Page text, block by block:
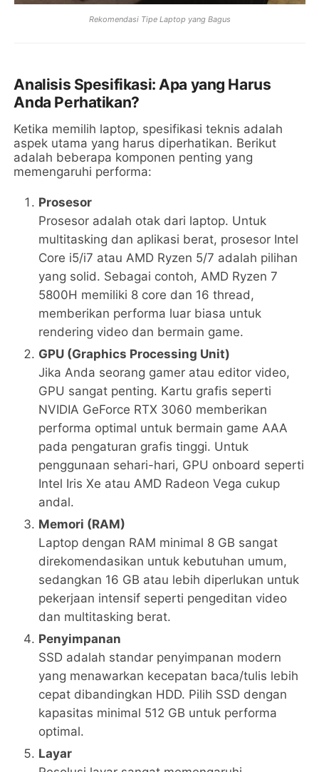
Rekomendasi Tipe Laptop yang Bagus
Analisis Spesifikasi: Apa yang Harus
Anda Perhatikan?
Ketika memilih laptop, spesifikasi teknis adalah
aspek utama yang harus diperhatikan. Berikut
adalah beberapa komponen penting yang
memengaruhi performa:
Prosesor
Prosesor adalah otak dari laptop. Untuk
multitasking dan aplikasi berat, prosesor Intel
Core i5/i7 atau AMD Ryzen 5/7 adalah pilihan
yang solid. Sebagai contoh, AMD Ryzen 7
5800H memiliki 8 core dan 16 thread,
memberikan performa luar biasa untuk
rendering video dan bermain game.
GPU (Graphics Processing Unit)
Jika Anda seorang gamer atau editor video,
GPU sangat penting. Kartu grafis seperti
NVIDIA GeForce RTX 3060 memberikan
performa optimal untuk bermain game AAA
pada pengaturan grafis tinggi. Untuk
penggunaan sehari-hari, GPU onboard seperti
Intel Iris Xe atau AMD Radeon Vega cukup
andal.
Memori (RAM)
Laptop dengan RAM minimal 8 GB sangat
direkomendasikan untuk kebutuhan umum,
sedangkan 16 GB atau lebih diperlukan untuk
pekerjaan intensif seperti pengeditan video
dan multitasking berat.
Penyimpanan
SSD adalah standar penyimpanan modern
yang menawarkan kecepatan baca/tulis lebih
cepat dibandingkan HDD. Pilih SSD dengan
kapasitas minimal 512 GB untuk performa
optimal.
Layar